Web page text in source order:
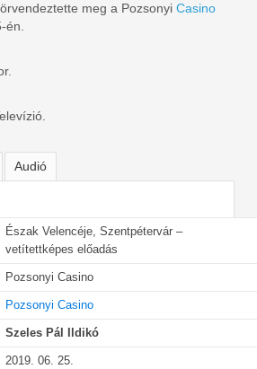
meg a Pozsonyi Casino
én.
Audió
Észak Velencéje, Szentpétervár –
vetítettképes előadás
Pozsonyi Casino
Pozsonyi Casino
Szeles Pál Ildikó
2019. 06. 25.